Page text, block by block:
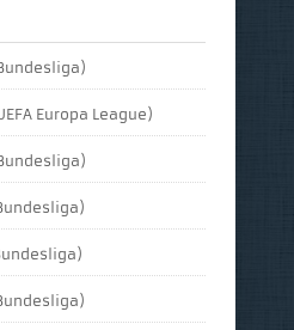
Europa League)